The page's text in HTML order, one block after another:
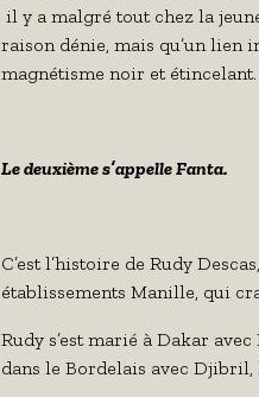
il y a malgré tout chez la
raison dénie, mais qu’un lien
magnétisme noir et étincelant.
Le deuxième s’appelle Fanta.
C’est l’histoire de Rudy
établissements Manille, qui
Rudy s’est marié à Dakar
dans le Bordelais avec Djibril,